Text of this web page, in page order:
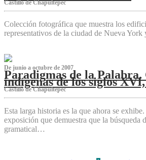
Castillo de Chapultepec
Colección fotográfica que muestra los
representativos de la ciudad de Nueva
De junio a octubre de 2007
Paradigmas de la
indígenas de los siglos
Castillo de Chapultepec
Esta larga historia es la que ahora se exhibe.
exposición que demuestra que la búsqueda
gramatical…